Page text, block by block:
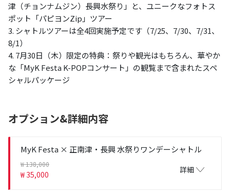
津（チョンナムジン）長興水祭り」と、ユニークなフォトス
ポット「パピヨンZip」ツアー
3. シャトルツアーは全4回実施予定です（7/25、7/30、7/31、
8/1）
4. 7月30日（木）限定の特典：祭りや観光はもちろん、華やか
な「MyK Festa K-POPコンサート」の観覧まで含まれたスペ
シャルパッケージ
オプション&詳細内容
MyK Festa × 正南津・長興 水祭りワンデーシャトル
₩ 138,000
₩ 35,000 詳細